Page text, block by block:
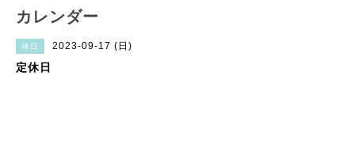
カレンダー
休日 2023-09-17 (日)
定休日